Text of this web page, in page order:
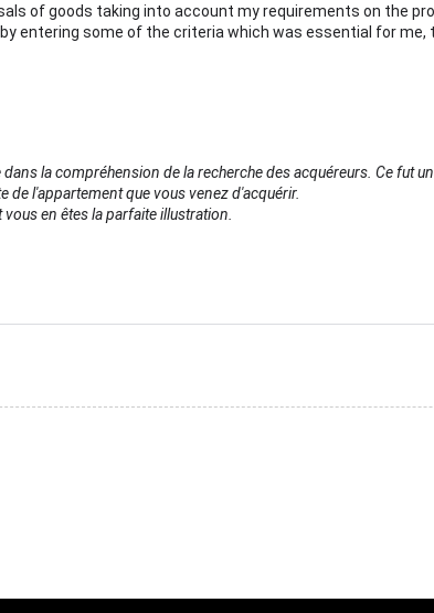
of goods taking into account my requirements on the
entering some of the criteria which was essential for
la compréhension de la recherche des acquéreurs. Ce fut
de l'appartement que vous venez d'acquérir.
en êtes la parfaite illustration.